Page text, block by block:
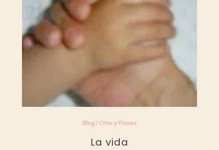
Blog / Citas y Frases
La vida